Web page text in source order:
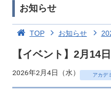
お知らせ
TOP お知らせ
【イベント】2月14
2026年2月4日（水） アカデ